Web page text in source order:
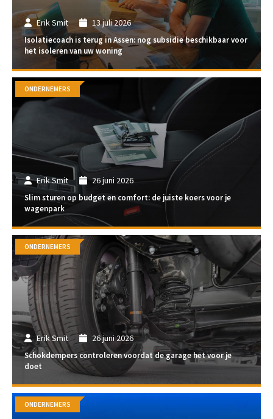
Erik Smit 13 juli 2026
Isolatiecoach is terug in Assen: nog subsidie beschikbaar voor
het isoleren van uw woning
Erik Smit 26 juni 2026
Slim sturen op budget en comfort: de juiste koers voor je
wagenpark
ONDERNEMERS
Erik Smit 26 juni 2026
Schokdempers controleren voordat de garage het voor je
doet
ONDERNEMERS
ONDERNEMERS